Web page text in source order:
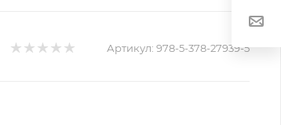
Артикул: 978-5-378-27939-5